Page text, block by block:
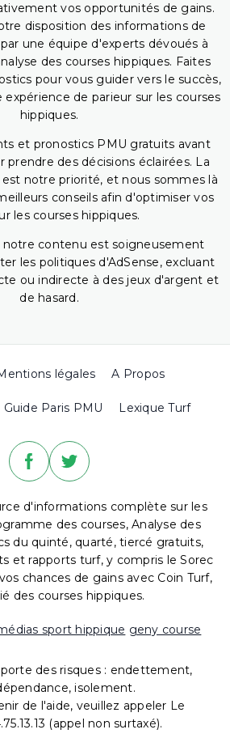
vos opportunités de gains.
disposition des informations de
une équipe d'experts dévoués à
des courses hippiques. Faites
pour vous guider vers le succès,
de parieur sur les courses
hippiques.
et pronostics PMU gratuits avant
prendre des décisions éclairées. La
notre priorité, et nous sommes là
conseils afin d'optimiser vos
les courses hippiques.
notre contenu est soigneusement
les politiques d'AdSense, excluant
ou indirecte à des jeux d'argent et
de hasard.
légales A Propos
Guide Paris PMU Lexique Turf
d'informations complète sur les
des courses, Analyse des
du quinté, quarté, tiercé gratuits,
et rapports turf, y compris le Sorec
chances de gains avec Coin Turf,
des courses hippiques.
sport hippique geny course
des risques : endettement,
isolement.
de l'aide, veuillez appeler Le
(appel non surtaxé).